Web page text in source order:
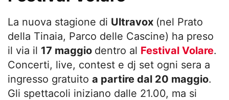
La nuova stagione di Ultravox (nel Prato
della Tinaia, Parco delle Cascine) ha preso
il via il 17 maggio dentro al Festival Volare.
Concerti, live, contest e dj set ogni sera a
ingresso gratuito a partire dal 20 maggio.
Gli spettacoli iniziano dalle 21.00, ma si